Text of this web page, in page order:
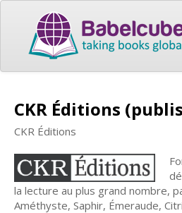
CKR Éditions
CKR Éditions
la lecture au plus grand nombre,
Améthyste, Saphir, Émeraude,